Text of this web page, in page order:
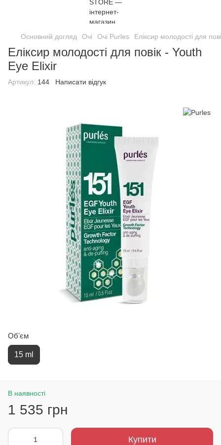
Основний догляд Очі Очі Purles Еліксир молодості для
Еліксир молодості для повік - Youth
Eye Elixir
Артикул: 144 Написати відгук
Обʼєм
15 ml
В наявності
1 535 грн
Купити